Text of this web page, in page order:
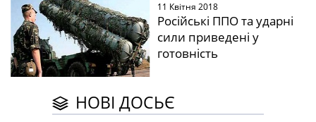
11 Квітня 2018
Російські ППО та ударні
сили приведені у
готовність
НОВІ ДОСЬЄ